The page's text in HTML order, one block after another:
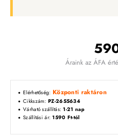
Áraink az ÁFA
Elérhetőség: Központi raktáron
Cikkszám: PZ-2655634
Várható szállítás: 1-21 nap
Szállítási ár: 1590 Ft-tól